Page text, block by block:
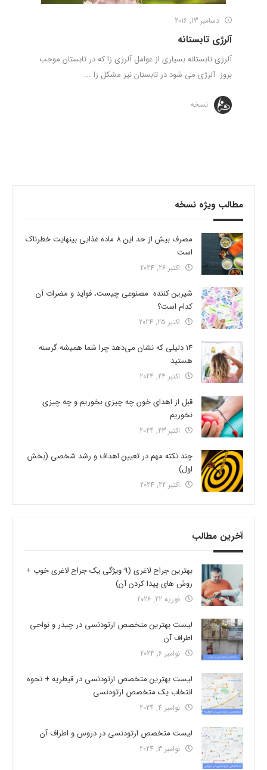
دسامبر 13, 2016
آلرژی تابستانه
آلرژی تابستانه بسیاری از عوامل آلرژی زا که در تابستان موجب
بروز آلرژی می شود در تابستان نیز مشکل زا ...
نسخه
مطالب ویژه نسخه
مصرف بیش از حد این 8 ماده غذایی بینهایت خطرناک
است
اکتبر 26, 2024
شیرین کننده مصنوعی چیست، فواید و مضرات آن
کدام است؟
اکتبر 25, 2024
14 دلیلی که نشان می‌دهد چرا شما همیشه گرسنه
هستید
اکتبر 24, 2024
قبل از اهدای خون چه چیزی بخوریم و چه چیزی
نخوریم
اکتبر 23, 2024
چند نکته مهم در تعیین اهداف و رشد شخصی (بخش
اول)
اکتبر 22, 2024
آخرین مطالب
بهترین جراح لاغری (9 ویژگی یک جراح لاغری خوب +
روش های پیدا کردن آن)
فوریه 22, 2026
لیست بهترین متخصص ارتودنسی در چیذر و نواحی
اطراف آن
نوامبر 6, 2024
لیست بهترین متخصص ارتودنسی در قیطریه + نحوه
انتخاب یک متخصص ارتودنسی
نوامبر 4, 2024
لیست متخصص ارتودنسی در دروس و اطراف آن
نوامبر 3, 2024